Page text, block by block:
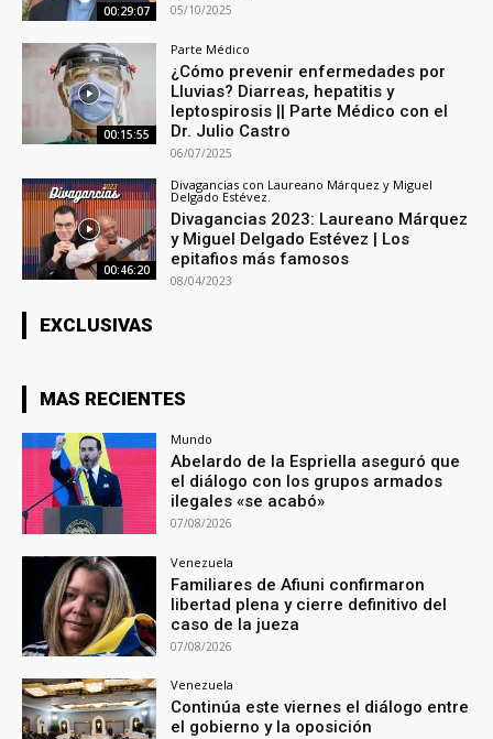
00:29:07 05/10/2025
00:15:55
Parte Médico
¿Cómo prevenir enfermedades por
Lluvias? Diarreas, hepatitis y
leptospirosis || Parte Médico con el
Dr. Julio Castro
06/07/2025
00:46:20
Divagancias con Laureano Márquez y Miguel
Delgado Estévez.
Divagancias 2023: Laureano Márquez
y Miguel Delgado Estévez | Los
epitafios más famosos
08/04/2023
EXCLUSIVAS
MAS RECIENTES
Mundo
Abelardo de la Espriella aseguró que
el diálogo con los grupos armados
ilegales «se acabó»
07/08/2026
Venezuela
Familiares de Afiuni confirmaron
libertad plena y cierre definitivo del
caso de la jueza
07/08/2026
Venezuela
Continúa este viernes el diálogo entre
el gobierno y la oposición